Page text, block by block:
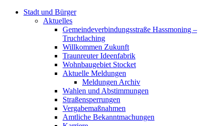
Stadt und Bürger
Aktuelles
Gemeindeverbindungsstraße Hassmoning –
Truchtlaching
Willkommen Zukunft
Traunreuter Ideenfabrik
Wohnbaugebiet Stocket
Aktuelle Meldungen
Meldungen Archiv
Wahlen und Abstimmungen
Straßensperrungen
Vergabemaßnahmen
Amtliche Bekanntmachungen